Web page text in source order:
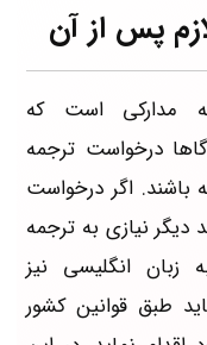
پس از آن
مدارکی است که
درخواست ترجمه
باشند. اگر درخواست
دیگر نیازی به ترجمه
زبان انگلیسی نیز
طبق قوانین کشور